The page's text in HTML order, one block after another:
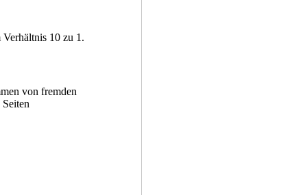
10 zu 1.
von fremden
Seiten